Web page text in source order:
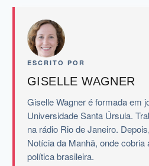
ESCRITO POR
GISELLE WAGNER
Giselle Wagner é formada em
Universidade Santa Úrsula.
na rádio Rio de Janeiro.
Notícia da Manhã, onde
política brasileira.